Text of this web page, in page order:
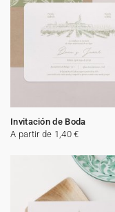
Invitación de Boda
A partir de 1,40 €